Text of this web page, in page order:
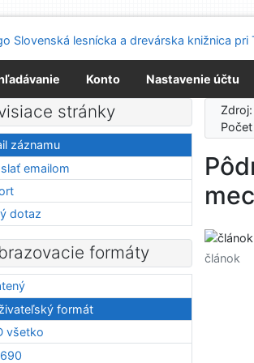
na menu
o webovej prístupnosti
Konto Nastavenie účtu
článok
stránky
záznamu
emailom
dotaz
formáty
formát
všetko